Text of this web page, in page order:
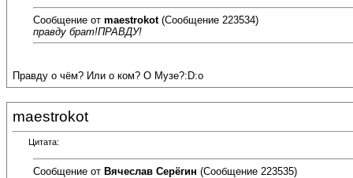
Сообщение от maestrokot(Сообщение 223534)
правду брат!ПРАВДУ!
Правду о чём? Или о ком? О Музе?:D:o
maestrokot
Цитата:
Сообщение от Вячеслав Серёгин (Сообщение 223535)